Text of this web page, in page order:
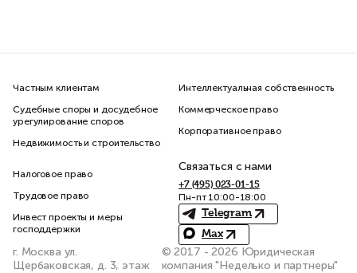
Частным клиентам
Судебные споры и досудебное
урегулирование споров
Недвижимость и строительство
Интеллектуальная собственность
Коммерческое право
Корпоративное право
Налоговое право
Трудовое право
Инвест проекты и меры
господдержки
Связаться с нами
+7 (495) 023-01-15
Пн-пт 10:00-18:00
Telegram
Max
г. Москва ул.
Щербаковская, д. 3, этаж
© 2017 - 2026 Юридическая
компания "Неделько и партнеры"